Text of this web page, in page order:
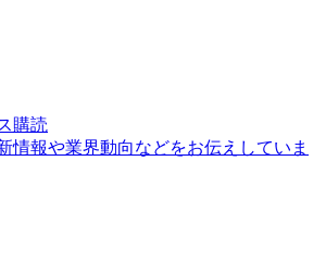
購読
情報や業界動向などをお伝えしていま